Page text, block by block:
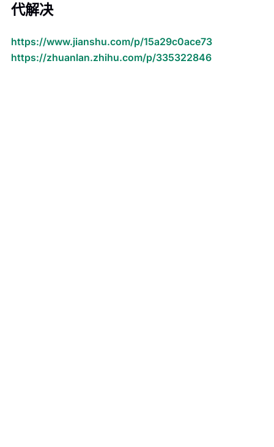
代解决
https://www.jianshu.com/p/15a29c0ace73
https://zhuanlan.zhihu.com/p/335322846